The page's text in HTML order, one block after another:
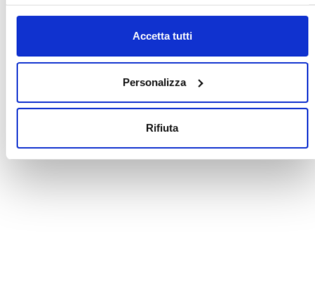
Accetta tutti
Personalizza
Rifiuta